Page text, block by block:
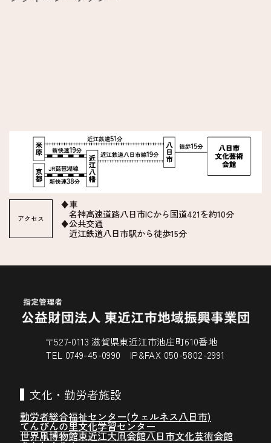
アクセス
♦車
名神高速道路八日市ICから国道421を約10分
♦公共交通
近江鉄道八日市駅から徒歩15分
〒527-0113 滋賀県東近江市池庄町610番地
TEL 0749-45-0990 IP&FAX 050-5802-2991
文化・勤労者施設
勤労者総合福祉センター(ウェルネス八日市)
てんびんの里文化学習センター
世界凧博物館東近江大凧会館八日市文化芸術会館